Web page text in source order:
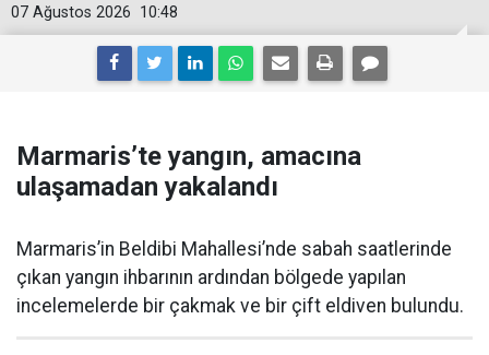
10:48
07 Ağustos 2026
Marmaris’te yangın, amacına
ulaşamadan yakalandı
Marmaris’in Beldibi Mahallesi’nde sabah saatlerinde
çıkan yangın ihbarının ardından bölgede yapılan
incelemelerde bir çakmak ve bir çift eldiven bulundu.